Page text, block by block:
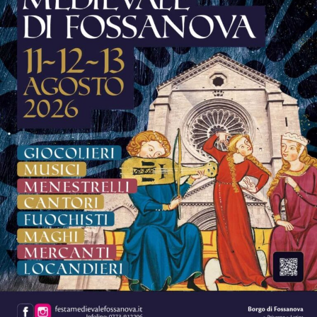
La musica continuerà poi ad essere protagonista sui tre
palchi della festa.
Sul palco delGrappa Jazz Festivalsalirà ilLuca
Mannutza & Paolo Recchia Duo,raffinata formazione
composta da pianoforte e sassofono contralto, mentre
domenica 9 agosto il festival chiuderà con il Jordan
Corda 5et, formazione guidata dal vibrafonista Jordan
Corda insieme a Filippo Bianchini, Dario Rogato
(direttore artistico del Grappa Jazz Festival), Luca